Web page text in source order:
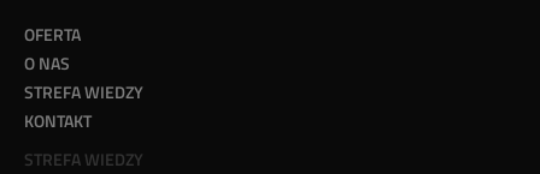
OFERTA
O NAS
STREFA WIEDZY
KONTAKT
STREFA WIEDZY